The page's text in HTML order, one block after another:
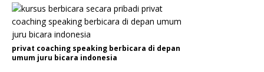
privat coaching speaking berbicara di depan
umum juru bicara indonesia